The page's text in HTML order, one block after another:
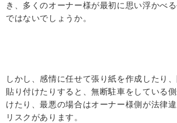
き、多くのオーナー様が最初に思い浮かべ
ではないでしょうか。
しかし、感情に任せて張り紙を作成したり
貼り付けたりすると、無断駐車をしている
けたり、最悪の場合はオーナー様側が法律
リスクがあります。